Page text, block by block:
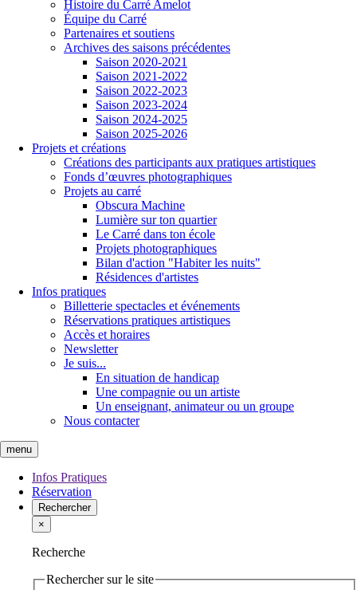
Histoire du Carré Amelot
Équipe du Carré
Partenaires et soutiens
Archives des saisons précédentes
Saison 2020-2021
Saison 2021-2022
Saison 2022-2023
Saison 2023-2024
Saison 2024-2025
Saison 2025-2026
Projets et créations
Créations des participants aux pratiques artistiques
Fonds d’œuvres photographiques
Projets au carré
Obscura Machine
Lumière sur ton quartier
Le Carré dans ton école
Projets photographiques
Bilan d'action "Habiter les nuits"
Résidences d'artistes
Infos pratiques
Billetterie spectacles et événements
Réservations pratiques artistiques
Accès et horaires
Newsletter
Je suis...
En situation de handicap
Une compagnie ou un artiste
Un enseignant, animateur ou un groupe
Nous contacter
menu
Infos Pratiques
Réservation
Rechercher
×
Recherche
Rechercher sur le site